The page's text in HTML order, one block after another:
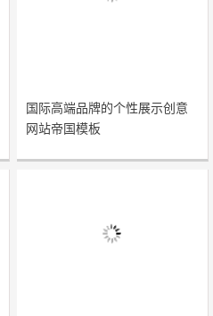
国际高端品牌的个性展示创意
网站帝国模板